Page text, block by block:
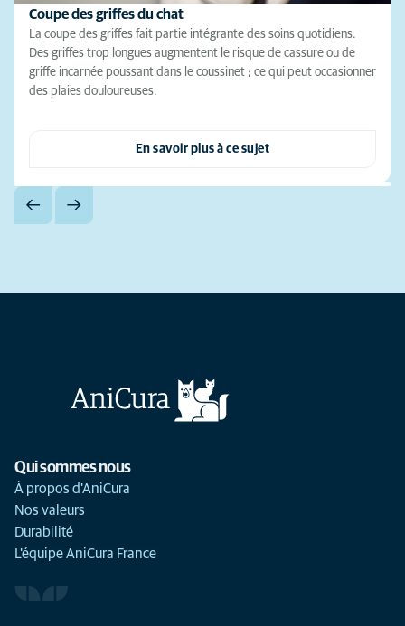
Coupe des griffes du chat
La coupe des griffes fait partie intégrante des soins quotidiens.
Des griffes trop longues augmentent le risque de cassure ou de
griffe incarnée poussant dans le coussinet ; ce qui peut occasionner
des plaies douloureuses.
En savoir plus à ce sujet
Qui sommes nous
À propos d'AniCura
Nos valeurs
Durabilité
L'équipe AniCura France